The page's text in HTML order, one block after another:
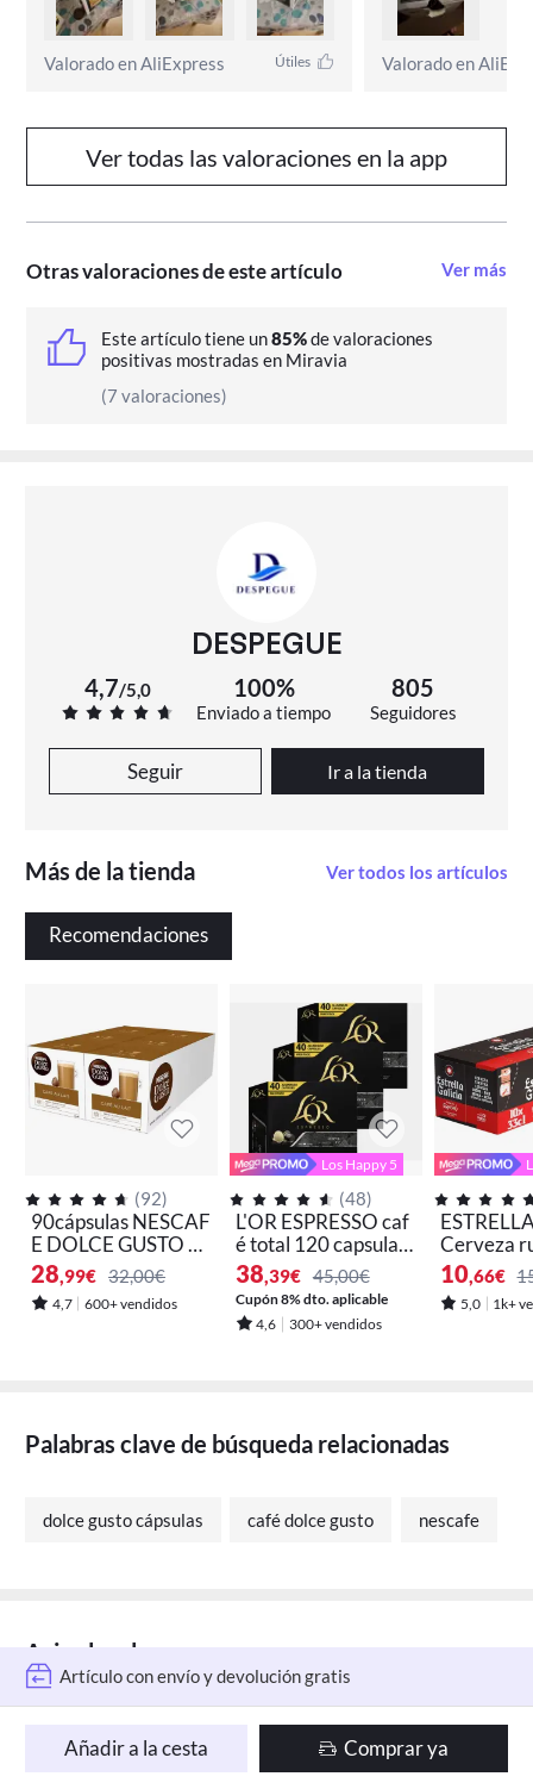
Valorado en AliExpress Útiles Valorado en
Ver todas las valoraciones en la app
Otras valoraciones de este artículo Ver más
Este artículo tiene un85%de valoraciones
positivas mostradas en Miravia
(7 valoraciones)
DESPEGUE
4,7/5,0 100%
Enviado a tiempo
805
Seguidores
Seguir Ir a la tienda
Más de la tienda Ver todos los artículos
Recomendaciones
(92)
90cápsulas NESCAF
E DOLCE GUSTO C
afé con Leche 90cáp
sulas
28,99€ 32,00€
4,7 600+ vendidos
Los Happy 5
(48)
L'OR ESPRESSO caf
é total 120 capsulas
20 cápsulas *6pack
onyx
38,39€ 45,00€
Cupón 8% dto. aplicable
4,6
300+ vendidos
Cerveza
ial pack
l Y
10,66€
5,0 1k+
Palabras clave de búsqueda relacionadas
dolce gusto cápsulas café dolce gusto nescafe
Aviso legal
Añadir a la cesta Comprar ya